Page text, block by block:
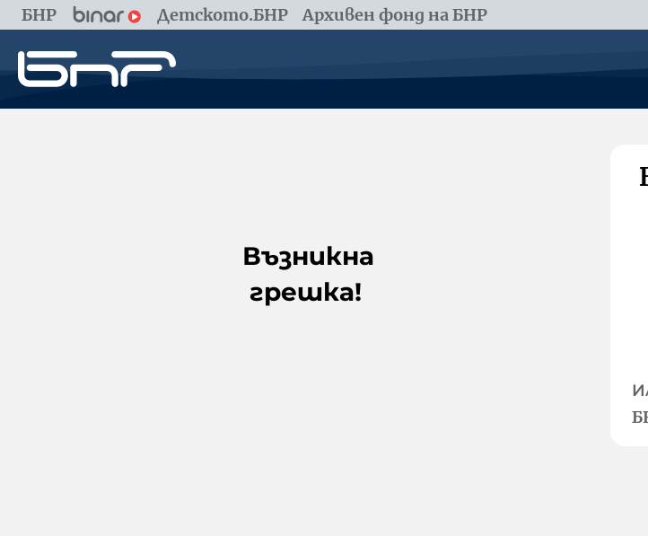
БНР Детското.БНР Архивен фонд на БНР
Възникна
грешка!